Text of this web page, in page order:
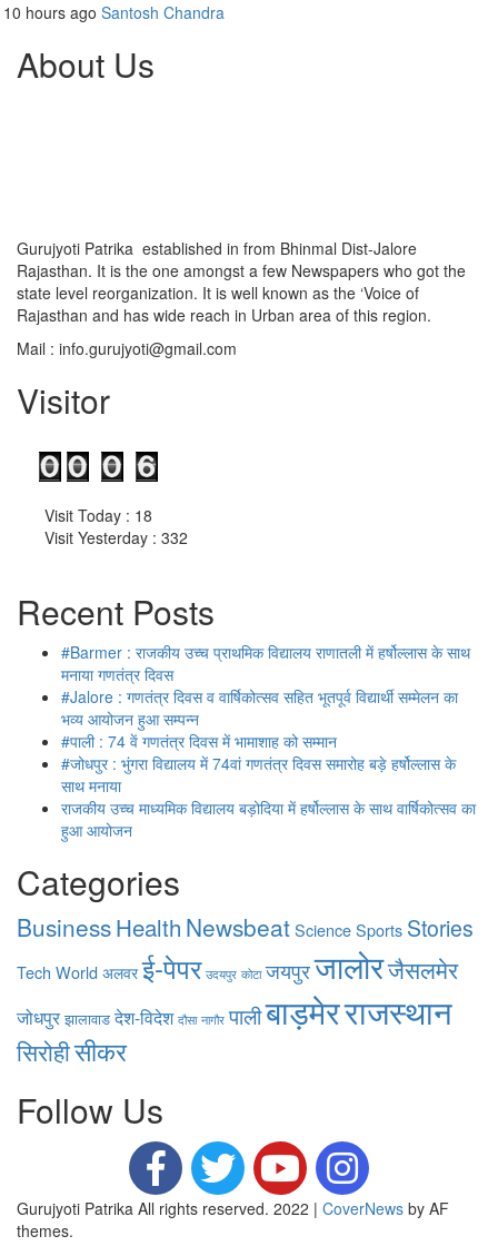
10 hours ago Santosh Chandra
About Us
Gurujyoti Patrika established in from Bhinmal Dist-Jalore
Rajasthan. It is the one amongst a few Newspapers who got the
state level reorganization. It is well known as the ‘Voice of
Rajasthan and has wide reach in Urban area of this region.
Mail : info.gurujyoti@gmail.com
Visitor
Visit Today : 18
Visit Yesterday : 332
Recent Posts
#Barmer : राजकीय उच्च प्राथमिक विद्यालय राणातली में हर्षोल्लास के साथ
मनाया गणतंत्र दिवस
#Jalore : गणतंत्र दिवस व वार्षिकोत्सव सहित भूतपूर्व विद्यार्थी सम्मेलन का
भव्य आयोजन हुआ सम्पन्न
#पाली : 74 वें गणतंत्र दिवस में भामाशाह को सम्मान
#जोधपुर : भुंगरा विद्यालय में 74वां गणतंत्र दिवस समारोह बड़े हर्षोल्लास के
साथ मनाया
राजकीय उच्च माध्यमिक विद्यालय बड़ोदिया में हर्षोल्लास के साथ वार्षिकोत्सव का
हुआ आयोजन
Categories
BusinessHealth NewsbeatScienceSports Stories
Tech Worldअलवरई-पेपर उदयपुर कोटा जयपुरजालोरजैसलमेर
जोधपुर झालावाड देश-विदेश दौसा नागौर पालीबाड़मेरराजस्थान
सिरोहीसीकर
Follow Us
Gurujyoti Patrika All rights reserved. 2022 | CoverNews by AF
themes.